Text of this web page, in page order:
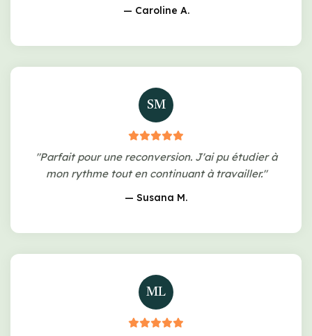
— Caroline A.
SM
"Parfait pour une reconversion. J'ai pu étudier à
mon rythme tout en continuant à travailler."
— Susana M.
ML